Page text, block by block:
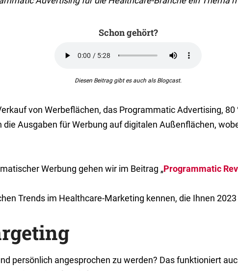
Schon gehört?
Diesen Beitrag gibt es auch als Blogcast.
von Werbeflächen, das Programmatic Advertising,
Ausgaben für Werbung auf digitalen Außenflächen,
Werbung gehen wir im Beitrag „Programmatic
Trends im Healthcare-Marketing kennen, die Ihnen
persönlich angesprochen zu werden? Das funktioniert